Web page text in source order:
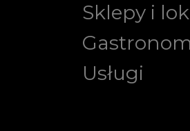
Sklepy i
Usługi